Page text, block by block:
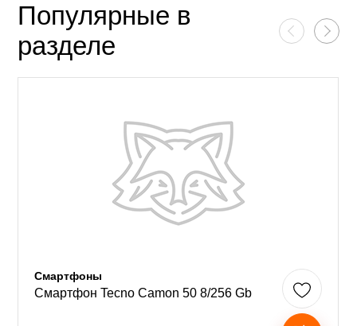
Популярные в
разделе
Смартфоны
Смартфон Tecno Camon 50 8/256 Gb